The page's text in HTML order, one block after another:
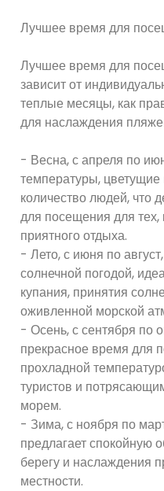
Лучшее время для
Лучшее время для
зависит от
теплые месяцы, как
для наслаждения
- Весна, с апреля по
температуры,
количество людей, что
для посещения для тех,
приятного отдыха.
- Лето, с июня по
солнечной погодой,
купания, принятия
оживленной морской
- Осень, с сентября по
прекрасное время для
прохладной
туристов и
морем.
- Зима, с ноября по
предлагает спокойную
берегу и наслаждения
местности.